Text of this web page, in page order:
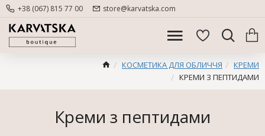
+38 (067) 815 77 00 store@karvatska.com
КОСМЕТИКА ДЛЯ ОБЛИЧЧЯ
КРЕМИ
КРЕМИ З ПЕПТИДАМИ
Креми з пептидами